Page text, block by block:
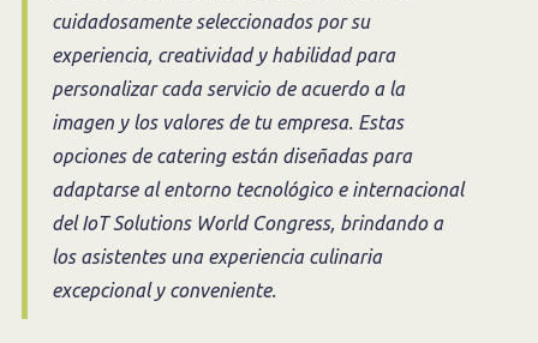
cuidadosamente seleccionados por su
experiencia, creatividad y habilidad para
personalizar cada servicio de acuerdo a la
imagen y los valores de tu empresa. Estas
opciones de catering están diseñadas para
adaptarse al entorno tecnológico e internacional
del IoT Solutions World Congress, brindando a
los asistentes una experiencia culinaria
excepcional y conveniente.